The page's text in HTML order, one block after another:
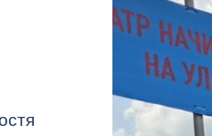
ОРВ и
Оценка
местного